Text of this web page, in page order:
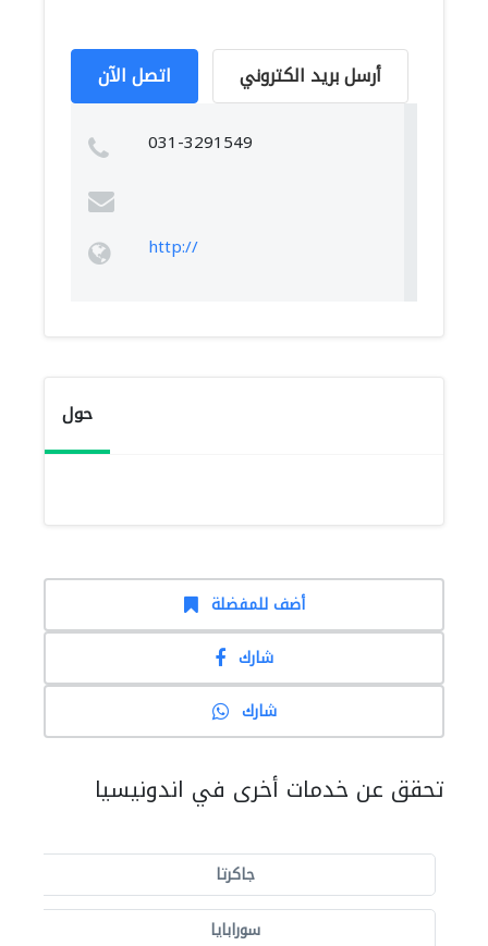
اتصل الآن أرسل بريد الكتروني
031-3291549
http://
حول
أضف للمفضلة
شارك
شارك
تحقق عن خدمات أخرى في اندونيسيا
جاكرتا
سورابايا